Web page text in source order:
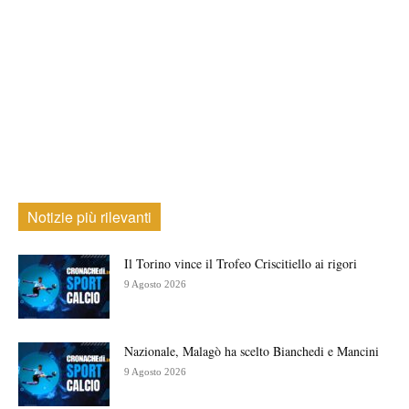
Notizie più rilevanti
Il Torino vince il Trofeo Criscitiello ai rigori
9 Agosto 2026
Nazionale, Malagò ha scelto Bianchedi e Mancini
9 Agosto 2026